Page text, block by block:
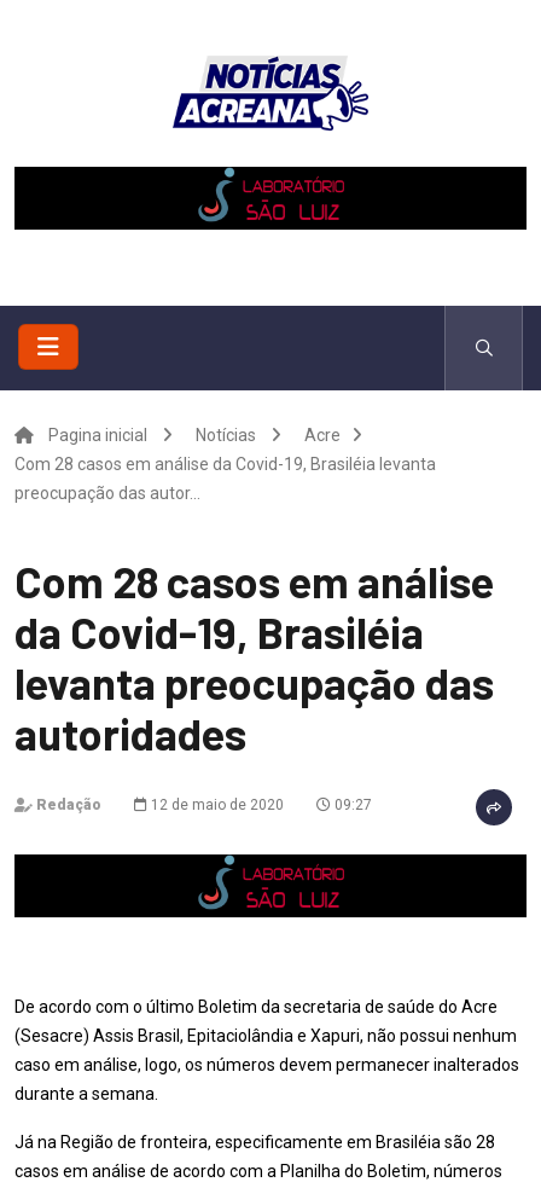
Pagina inicial Notícias
Acre
Com 28 casos em análise da Covid-19, Brasiléia levanta
preocupação das autor...
Com 28 casos em análise
da Covid-19, Brasiléia
levanta preocupação das
autoridades
Redação 12 de maio de 2020 09:27
De acordo com o último Boletim da secretaria de saúde do Acre
(Sesacre) Assis Brasil, Epitaciolândia e Xapuri, não possui nenhum
caso em análise, logo, os números devem permanecer inalterados
durante a semana.
Já na Região de fronteira, especificamente em Brasiléia são 28
casos em análise de acordo com a Planilha do Boletim, números